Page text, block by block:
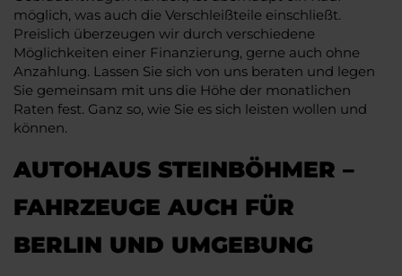
möglich, was auch die Verschleißteile einschließt.
Preislich überzeugen wir durch verschiedene
Möglichkeiten einer Finanzierung, gerne auch ohne
Anzahlung. Lassen Sie sich von uns beraten und legen
Sie gemeinsam mit uns die Höhe der monatlichen
Raten fest. Ganz so, wie Sie es sich leisten wollen und
können.
AUTOHAUS STEINBÖHMER –
FAHRZEUGE AUCH FÜR
BERLIN UND UMGEBUNG